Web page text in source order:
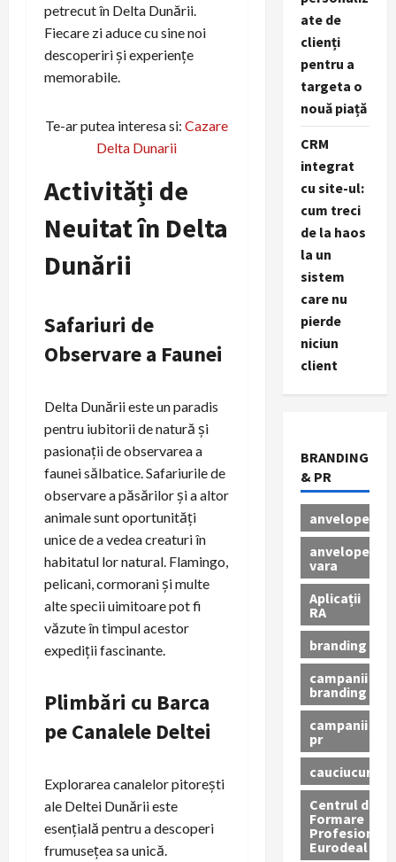
petrecut în Delta Dunării.
Fiecare zi aduce cu sine noi
descoperiri și experiențe
memorabile.
Te-ar putea interesa si:Cazare
Delta Dunarii
Activități de
Neuitat în Delta
Dunării
Safariuri de
Observare a Faunei
Delta Dunării este un paradis
pentru iubitorii de natură și
pasionații de observarea a
faunei sălbatice. Safariurile de
observare a păsărilor și a altor
animale sunt oportunități
unice de a vedea creaturi în
habitatul lor natural. Flamingo,
pelicani, cormorani și multe
alte specii uimitoare pot fi
văzute în timpul acestor
expediții fascinante.
Plimbări cu Barca
pe Canalele Deltei
Explorarea canalelor pitorești
ale Deltei Dunării este
esențială pentru a descoperi
frumusețea sa unică.
ate de
clienți
pentru a
targeta o
nouă piață
CRM
integrat
cu site-ul:
cum treci
de la haos
la un
sistem
care nu
pierde
niciun
client
BRANDING
& PR
anvelope
anvelope
vara
Aplicații
RA
branding
campanii
branding
campanii
pr
cauciucuri
Centrul de
Formare
Profesionala
Eurodeal